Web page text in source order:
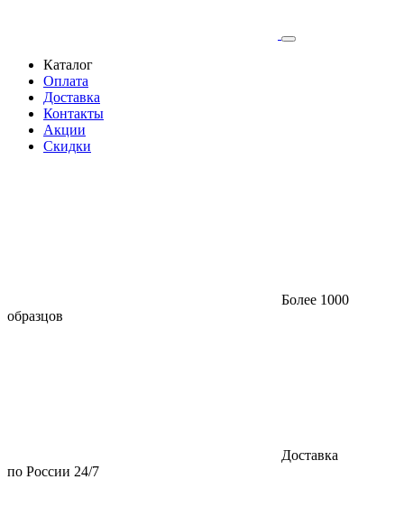
Каталог
Оплата
Доставка
Контакты
Акции
Скидки
Более 1000
образцов
Доставка
по России 24/7